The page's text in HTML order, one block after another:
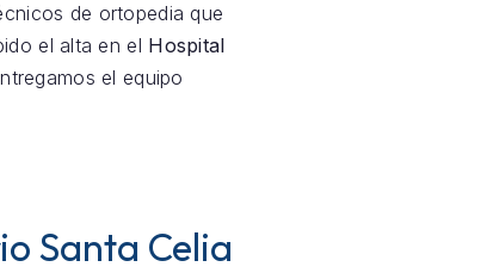
de ortopedia que
el alta en el Hospital
el equipo
Santa Celia